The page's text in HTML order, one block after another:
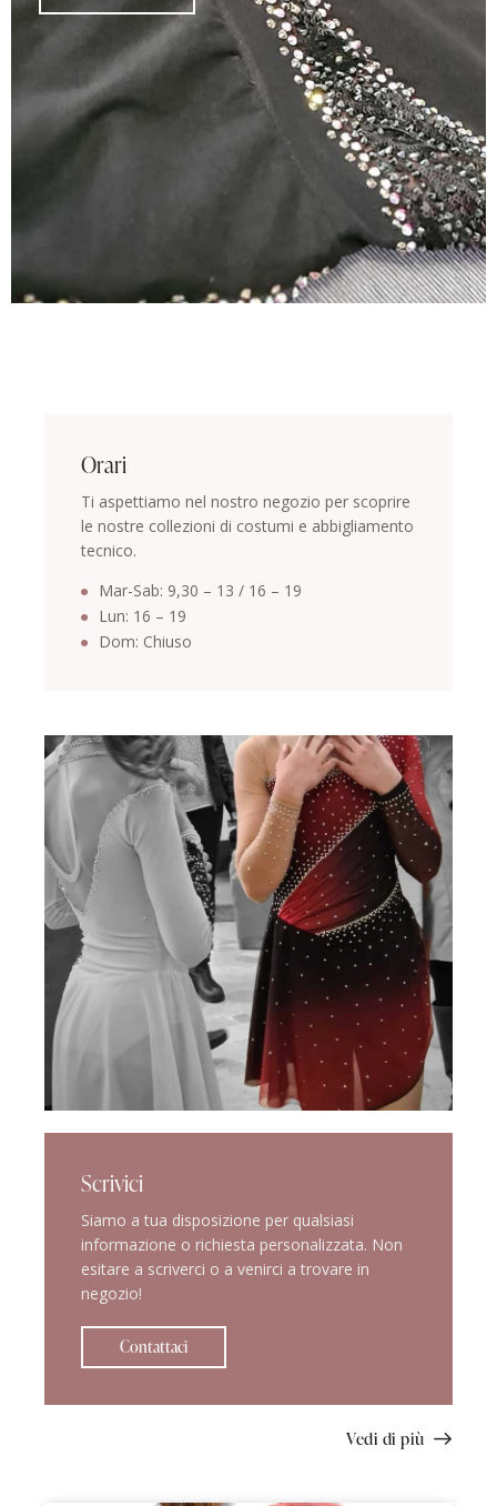
Orari
Ti aspettiamo nel nostro negozio per scoprire
le nostre collezioni di costumi e abbigliamento
tecnico.
Mar-Sab: 9,30 – 13 / 16 – 19
Lun: 16 – 19
Dom: Chiuso
Scrivici
Siamo a tua disposizione per qualsiasi
informazione o richiesta personalizzata. Non
esitare a scriverci o a venirci a trovare in
negozio!
Contattaci
Vedi di più